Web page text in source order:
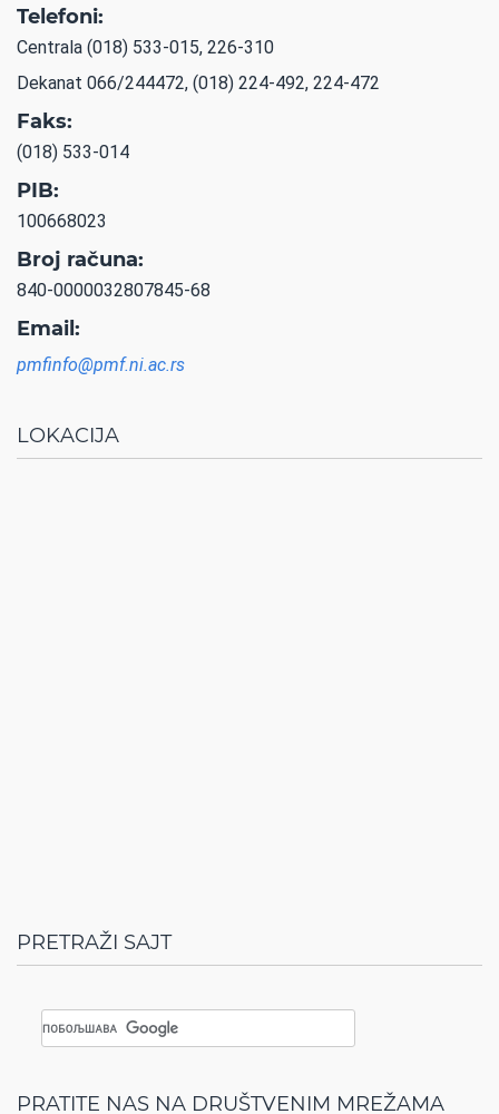
Telefoni:
Centrala (018) 533-015, 226-310
Dekanat 066/244472, (018) 224-492, 224-472
Faks:
(018) 533-014
PIB:
100668023
Broj računa:
840-0000032807845-68
Email:
pmfinfo@pmf.ni.ac.rs
LOKACIJA
PRETRAŽI SAJT
PRATITE NAS NA DRUŠTVENIM MREŽAMA